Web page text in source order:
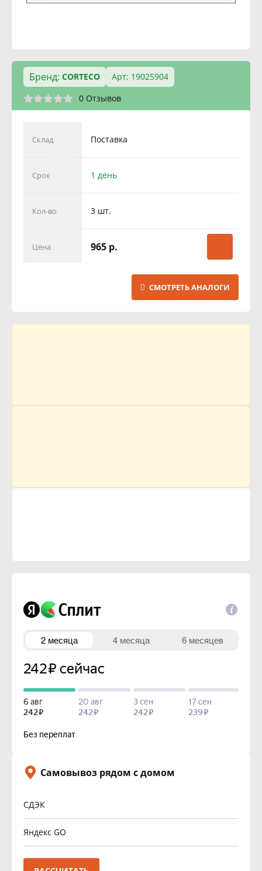
Бренд: CORTECO
Арт: 19025904
0 Отзывов
Склад Поставка
Срок 1 день
Кол-во 3 шт.
Цена 965 р.
СМОТРЕТЬ АНАЛОГИ
Самовывоз рядом с домом
СДЭК
Яндекс GO